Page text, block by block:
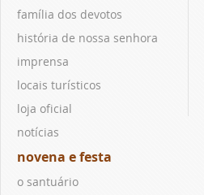
família dos devotos
história de nossa senhora
imprensa
locais turísticos
loja oficial
notícias
novena e festa
o santuário